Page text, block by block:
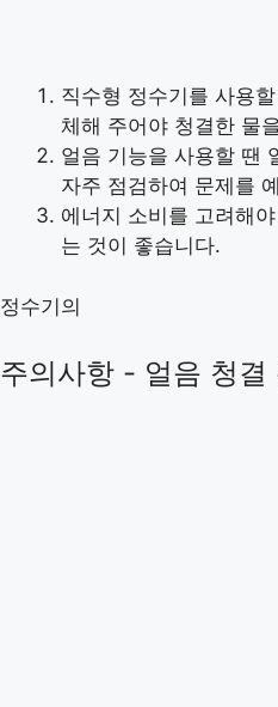
직수형 정수기를 사용
체해 주어야 청결한 물
얼음 기능을 사용할 땐
자주 점검하여 문제를
에너지 소비를 고려해
는 것이 좋습니다.
정수기의
주의사항 - 얼음 청결